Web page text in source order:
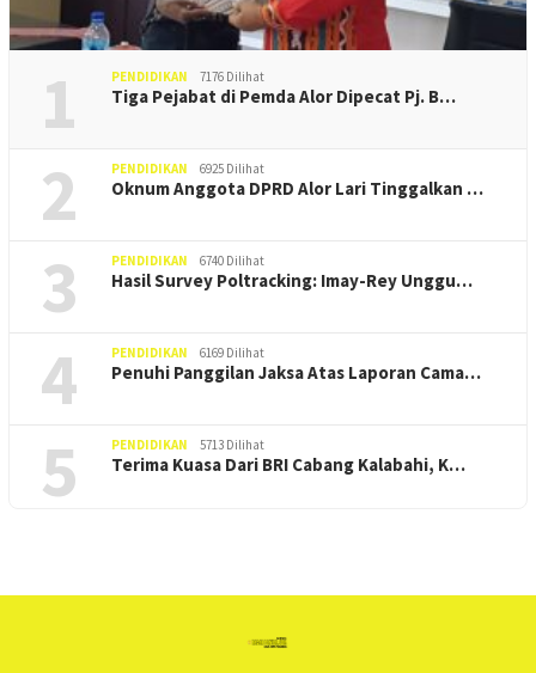
1 PENDIDIKAN 7176 Dilihat
Tiga Pejabat di Pemda Alor Dipecat Pj. B…
2 PENDIDIKAN 6925 Dilihat
Oknum Anggota DPRD Alor Lari Tinggalkan …
3 PENDIDIKAN 6740 Dilihat
Hasil Survey Poltracking: Imay-Rey Unggu…
4 PENDIDIKAN 6169 Dilihat
Penuhi Panggilan Jaksa Atas Laporan Cama…
5 PENDIDIKAN 5713 Dilihat
Terima Kuasa Dari BRI Cabang Kalabahi, K…